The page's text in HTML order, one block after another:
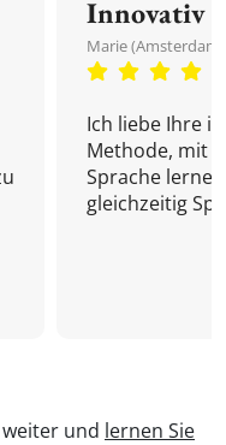
Innovativ
Marie
Ich liebe Ihre
Methode, mit
Sprache
gleichzeitig
und lernen Sie